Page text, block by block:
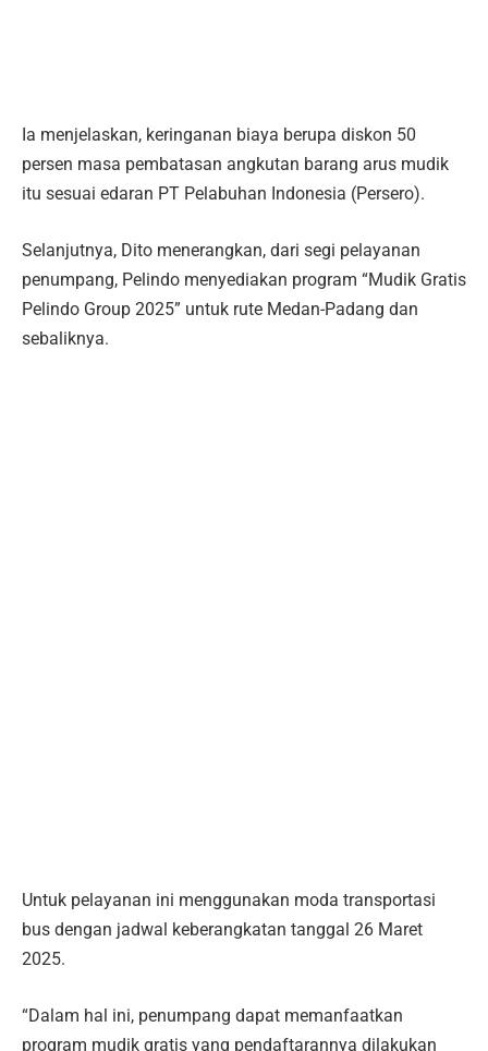
Ia menjelaskan, keringanan biaya berupa diskon 50
persen masa pembatasan angkutan barang arus mudik
itu sesuai edaran PT Pelabuhan Indonesia (Persero).
Selanjutnya, Dito menerangkan, dari segi pelayanan
penumpang, Pelindo menyediakan program “Mudik Gratis
Pelindo Group 2025” untuk rute Medan-Padang dan
sebaliknya.
Untuk pelayanan ini menggunakan moda transportasi
bus dengan jadwal keberangkatan tanggal 26 Maret
2025.
“Dalam hal ini, penumpang dapat memanfaatkan
program mudik gratis yang pendaftarannya dilakukan